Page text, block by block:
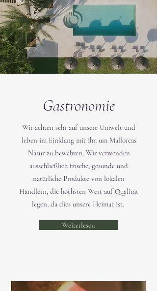
Gastronomie
Wir achten sehr auf unsere Umwelt und
leben im Einklang mit ihr, um Mallorcas
Natur zu bewahren. Wir verwenden
ausschließlich frische, gesunde und
natürliche Produkte von lokalen
Händlern, die höchsten Wert auf Qualität
legen, da dies unsere Heimat ist.
Weiterlesen